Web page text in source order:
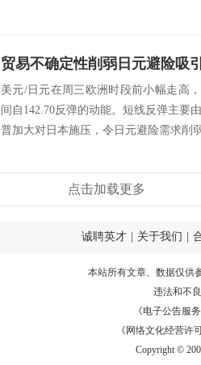
美元/日元在周三欧洲时段前小幅走高
间自142.70反弹的动能。短线反弹主要
普加大对日本施压，令日元避险需求削
点击加载更多
诚聘英才 关于我们
本站所有文章、数据仅供
违法和不
《电子公告服务
《网络文化经营许
Copyright ©